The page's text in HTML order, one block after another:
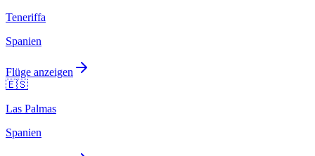
Teneriffa
Spanien
Flüge anzeigen
🇪🇸
Las Palmas
Spanien